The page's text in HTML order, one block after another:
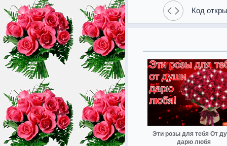
Код
Эти розы для тебя От
дарю любя